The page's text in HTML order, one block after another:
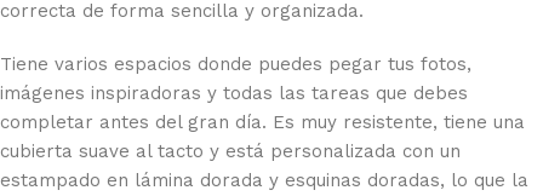
correcta de forma sencilla y organizada.
Tiene varios espacios donde puedes pegar tus fotos,
imágenes inspiradoras y todas las tareas que debes
completar antes del gran día. Es muy resistente, tiene una
cubierta suave al tacto y está personalizada con un
estampado en lámina dorada y esquinas doradas, lo que la